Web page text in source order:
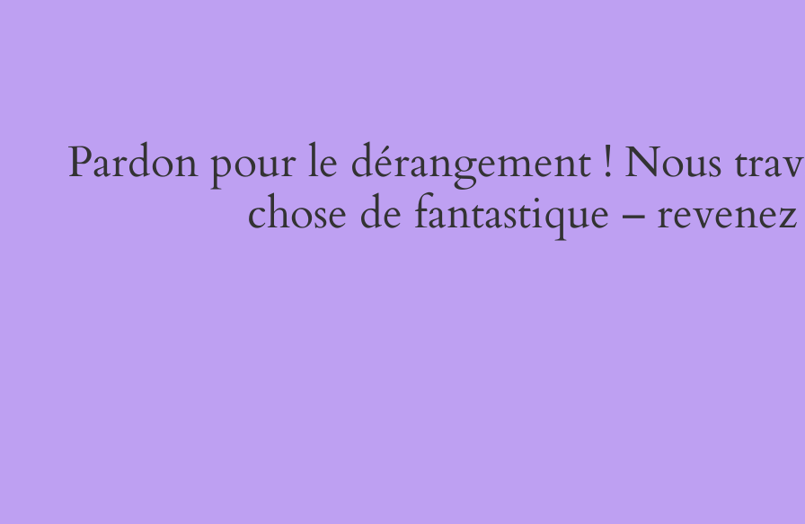
Pardon pour le dérangement ! Nous
chose de fantastique –